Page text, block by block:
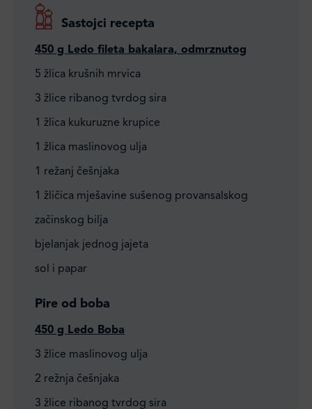
Sastojci recepta
450 g Ledo fileta bakalara, odmrznutog
5 žlica krušnih mrvica
3 žlice ribanog tvrdog sira
1 žlica kukuruzne krupice
1 žlica maslinovog ulja
1 režanj češnjaka
1 žličica mješavine sušenog provansalskog
začinskog bilja
bjelanjak jednog jajeta
sol i papar
Pire od boba
450 g Ledo Boba
3 žlice maslinovog ulja
2 režnja češnjaka
3 žlice ribanog tvrdog sira